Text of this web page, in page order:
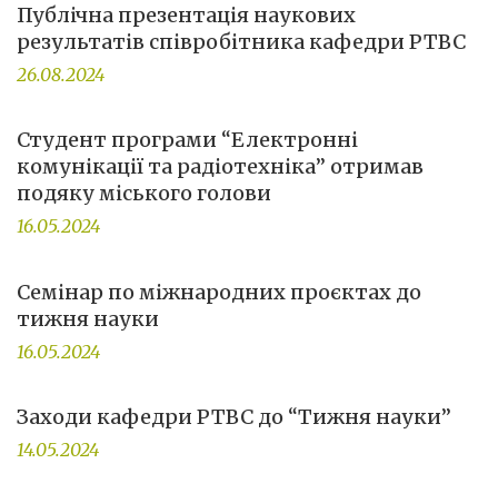
Публічна презентація наукових
результатів співробітника кафедри РТВС
26.08.2024
Студент програми “Електронні
комунікації та радіотехніка” отримав
подяку міського голови
16.05.2024
Семінар по міжнародних проєктах до
тижня науки
16.05.2024
Заходи кафедри РТВС до “Тижня науки”
14.05.2024